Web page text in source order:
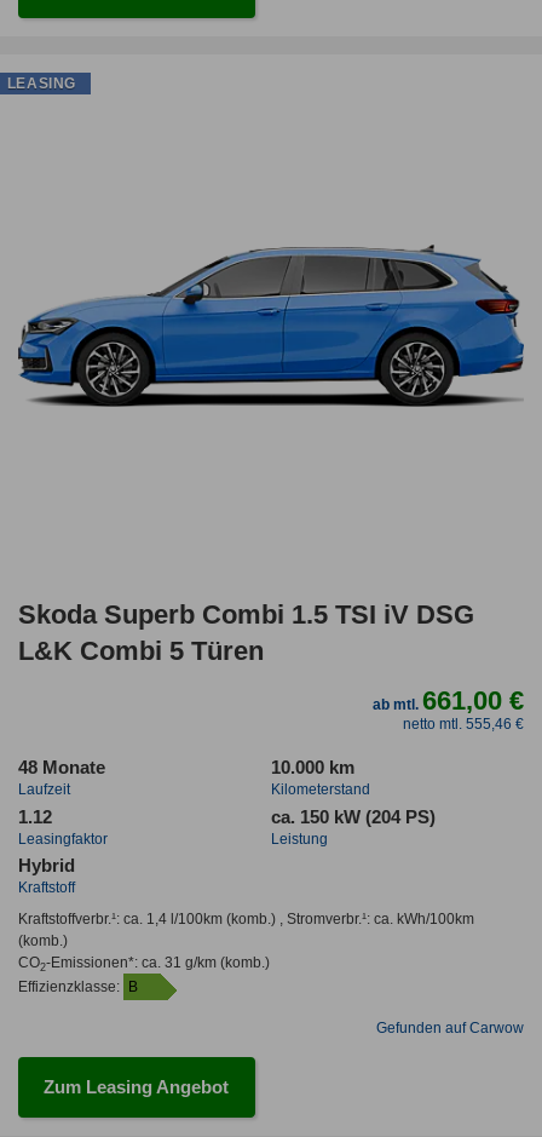
Skoda Superb Combi 1.5 TSI iV DSG
L&K Combi 5 Türen
ab mtl.661,00 €
netto mtl. 555,46 €
48 Monate
Laufzeit
10.000 km
Kilometerstand
1.12
Leasingfaktor
ca. 150 kW (204 PS)
Leistung
Hybrid
Kraftstoff
Kraftstoffverbr.¹: ca. 1,4 l/100km(komb.) , Stromverbr.¹: ca. kWh/100km
(komb.)
CO2-Emissionen*: ca. 31 g/km(komb.)
Effizienzklasse:
B
Gefunden auf Carwow
Zum Leasing Angebot
LEASING